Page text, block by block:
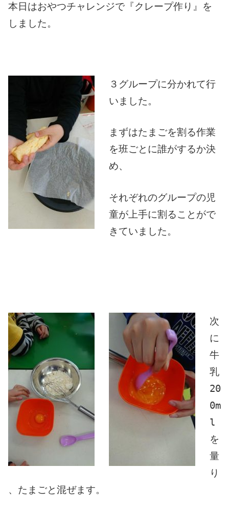
本日はおやつチャレンジで『クレープ作り』を
しました。
３グループに分かれて行
いました。
まずはたまごを割る作業
を班ごとに誰がするか決
め、
それぞれのグループの児
童が上手に割ることがで
きていました。
次
に
牛
乳
20
0m
l
を
量
り
、たまごと混ぜます。